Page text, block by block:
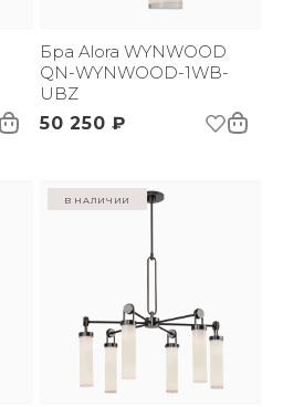
875х280х295
3.96
Бра Alora WYNWOOD
QN-WYNWOOD-1WB-
UBZ
50 250 ₽
в наличии